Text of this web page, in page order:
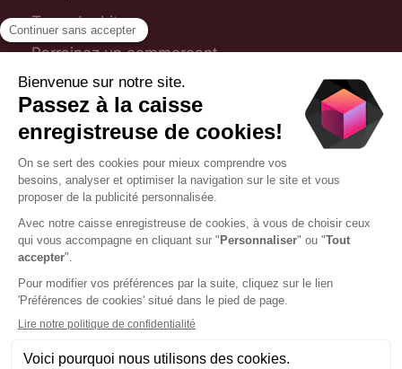
Toporder Lite
Parrainez un commerçant
Plan du site
Foire aux questions
Nous contacter
09 75 28 31 54
contact@toporder.fr
1 chemin Jean-Marie Vianney, 69130 Écully